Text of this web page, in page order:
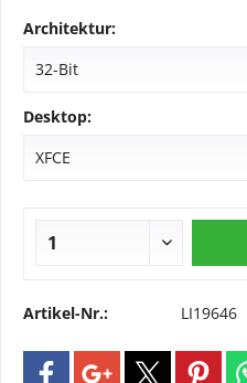
Architektur:
Desktop:
Artikel-Nr.: LI19646